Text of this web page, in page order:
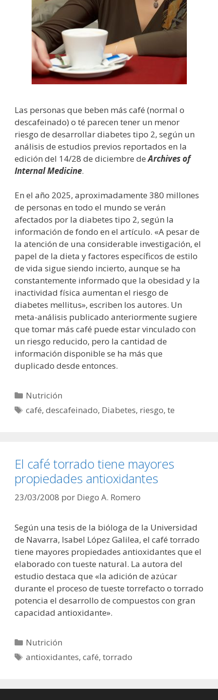
Las personas que beben más café (normal o
descafeinado) o té parecen tener un menor
riesgo de desarrollar diabetes tipo 2, según un
análisis de estudios previos reportados en la
edición del 14/28 de diciembre deArchives of
Internal Medicine.
En el año 2025, aproximadamente 380 millones
de personas en todo el mundo se verán
afectados por la diabetes tipo 2, según la
información de fondo en el artículo. «A pesar de
la atención de una considerable investigación, el
papel de la dieta y factores específicos de estilo
de vida sigue siendo incierto, aunque se ha
constantemente informado que la obesidad y la
inactividad física aumentan el riesgo de
diabetes mellitus», escriben los autores. Un
meta-análisis publicado anteriormente sugiere
que tomar más café puede estar vinculado con
un riesgo reducido, pero la cantidad de
información disponible se ha más que
duplicado desde entonces.
Categorías
Nutrición
Etiquetas
café,descafeinado, Diabetes, riesgo,te
El café torrado tiene mayores
propiedades antioxidantes
23/03/2008 por Diego A. Romero
Según una tesis de la bióloga de la Universidad
de Navarra, Isabel López Galilea, el café torrado
tiene mayores propiedades antioxidantes que el
elaborado con tueste natural. La autora del
estudio destaca que «la adición de azúcar
durante el proceso de tueste torrefacto o torrado
potencia el desarrollo de compuestos con gran
capacidad antioxidante».
Categorías
Nutrición
Etiquetas
antioxidantes,café,torrado